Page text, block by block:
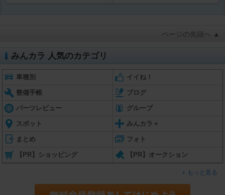
ページの先頭へ ▲
みんカラ 人気のカテゴリ
車種別 イイね！
整備手帳 ブログ
パーツレビュー グループ
スポット みんカラ＋
まとめ フォト
【PR】ショッピング 【PR】オークション
もっと見る